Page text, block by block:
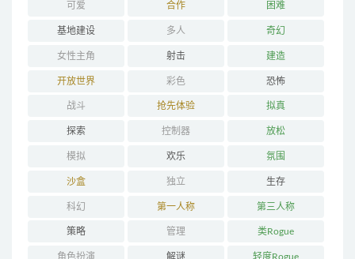
可爱 合作 困难
基地建设 多人 奇幻
女性主角 射击 建造
开放世界 彩色 恐怖
战斗 抢先体验 拟真
探索 控制器 放松
模拟 欢乐 氛围
沙盒 独立 生存
科幻 第一人称 第三人称
策略 管理 类Rogue
角色扮演 解谜 轻度Rogue